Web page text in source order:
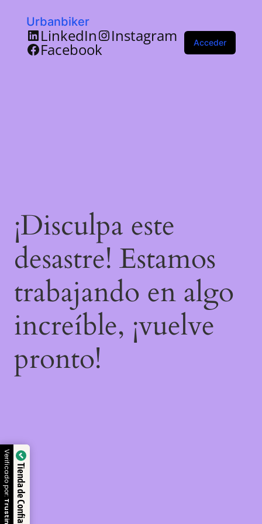
Urbanbiker
LinkedIn Instagram
Facebook Acceder
¡Disculpa este
desastre! Estamos
trabajando en algo
increíble, ¡vuelve
pronto!
Tienda de Confianza
Verificado por: